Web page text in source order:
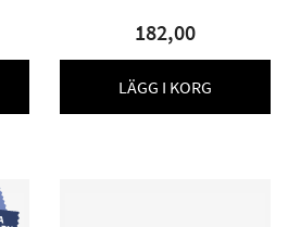
182,00
LÄGG I KORG